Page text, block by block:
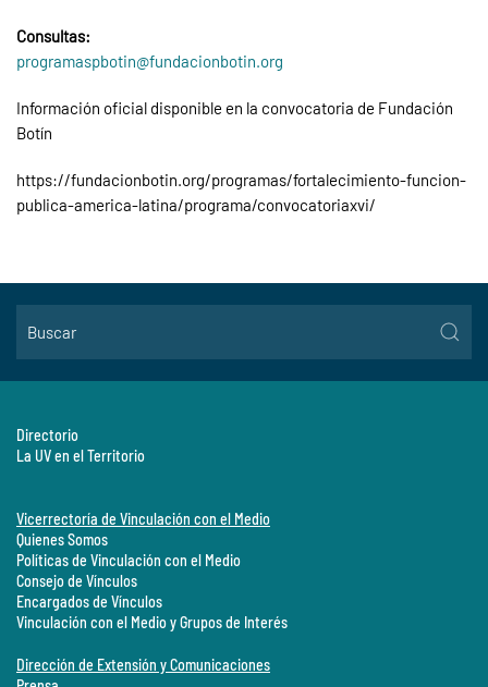
Consultas:
programaspbotin@fundacionbotin.org
Información oficial disponible en la convocatoria de Fundación
Botín
https://fundacionbotin.org/programas/fortalecimiento-funcion-
publica-america-latina/programa/convocatoriaxvi/
Directorio
La UV en el Territorio
Vicerrectoría de Vinculación con el Medio
Quienes Somos
Políticas de Vinculación con el Medio
Consejo de Vínculos
Encargados de Vínculos
Vinculación con el Medio y Grupos de Interés
Dirección de Extensión y Comunicaciones